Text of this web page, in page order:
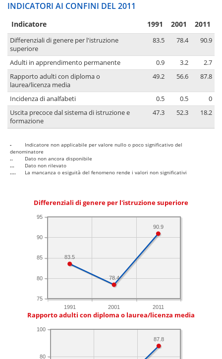
INDICATORI AI CONFINI DEL 2011
Indicatore 1991 2001 2011
Differenziali di genere per l'istruzione
superiore
83.5 78.4 90.9
Adulti in apprendimento permanente 0.9 3.2
2.7
Rapporto adulti con diploma o
laurea/licenza media
49.2 56.6 87.8
Incidenza di analfabeti 0.5 0.5
0
Uscita precoce dal sistema di istruzione e
formazione
47.3 52.3 18.2
-
Indicatore non applicabile per valore nullo o poco significativo del
denominatore
..
Dato non ancora disponibile
...
Dato non rilevato
....
La mancanza o esiguità del fenomeno rende i valori non significativi
Differenziali di genere per l'istruzione superiore
1991 2001 2011
75
80
85
90
95
90.9
78.4
83.5
Rapporto adulti con diploma o laurea/licenza media
80
100
87.8